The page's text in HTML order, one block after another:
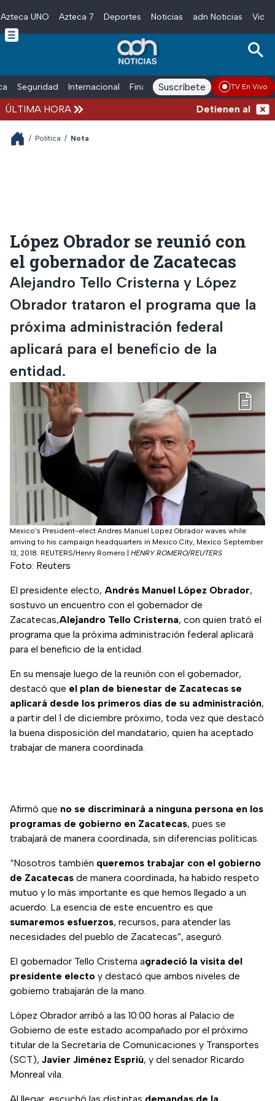
Skip to main content
Azteca UNO Azteca 7 Deportes Noticias adn Noticias
Seguridad Internacional Finanzas adn Noticias Radio
Suscríbete TV En Vivo
ÚLTIMA HORA Detienen al
/ Política / Nota
López Obrador se reunió con
el gobernador de Zacatecas
Alejandro Tello Cristerna y López
Obrador trataron el programa que la
próxima administración federal
aplicará para el beneficio de la
entidad.
Mexico's President-elect Andres Manuel Lopez Obrador waves while
arriving to his campaign headquarters in Mexico City, Mexico September
13, 2018. REUTERS/Henry Romero
HENRY ROMERO/REUTERS
Foto: Reuters
El presidente electo, Andrés Manuel López Obrador,
sostuvo un encuentro con el gobernador de
Zacatecas,Alejandro Tello Cristerna, con quien trató el
programa que la próxima administración federal aplicará
para el beneficio de la entidad.
En su mensaje luego de la reunión con el gobernador,
destacó que el plan de bienestar de Zacatecas se
aplicará desde los primeros días de su administración,
a partir del 1 de diciembre próximo, toda vez que destacó
la buena disposición del mandatario, quien ha aceptado
trabajar de manera coordinada.
Afirmó que no se discriminará a ninguna persona en los
programas de gobierno en Zacatecas, pues se
trabajará de manera coordinada, sin diferencias políticas.
“Nosotros también queremos trabajar con el gobierno
de Zacatecas de manera coordinada, ha habido respeto
mutuo y lo más importante es que hemos llegado a un
acuerdo. La esencia de este encuentro es que
sumaremos esfuerzos, recursos, para atender las
necesidades del pueblo de Zacatecas”, aseguró.
El gobernador Tello Cristerna agradeció la visita del
presidente electo y destacó que ambos niveles de
gobierno trabajarán de la mano.
López Obrador arribó a las 10:00 horas al Palacio de
Gobierno de este estado acompañado por el próximo
titular de la Secretaría de Comunicaciones y Transportes
(SCT), Javier Jiménez Espriú, y del senador Ricardo
Monreal vila.